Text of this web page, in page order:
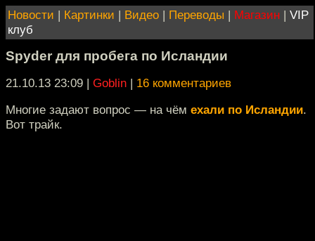
Новости | Картинки | Видео | Переводы | Магазин | VIP
клуб
Spyder для пробега по Исландии
21.10.13 23:09 | Goblin | 16 комментариев
Многие задают вопрос — на чём ехали по Исландии.
Вот трайк.